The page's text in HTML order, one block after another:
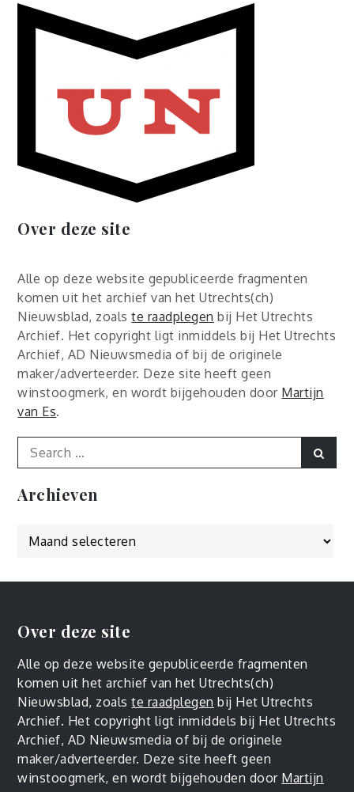
Over deze site
Alle op deze website gepubliceerde fragmenten
komen uit het archief van het Utrechts(ch)
Nieuwsblad, zoalste raadplegen bij Het Utrechts
Archief. Het copyright ligt inmiddels bij Het Utrechts
Archief, AD Nieuwsmedia of bij de originele
maker/adverteerder. Deze site heeft geen
winstoogmerk, en wordt bijgehouden door Martijn
van Es.
Search
for:
Archieven
Over deze site
Alle op deze website gepubliceerde fragmenten
komen uit het archief van het Utrechts(ch)
Nieuwsblad, zoalste raadplegen bij Het Utrechts
Archief. Het copyright ligt inmiddels bij Het Utrechts
Archief, AD Nieuwsmedia of bij de originele
maker/adverteerder. Deze site heeft geen
winstoogmerk, en wordt bijgehouden door Martijn